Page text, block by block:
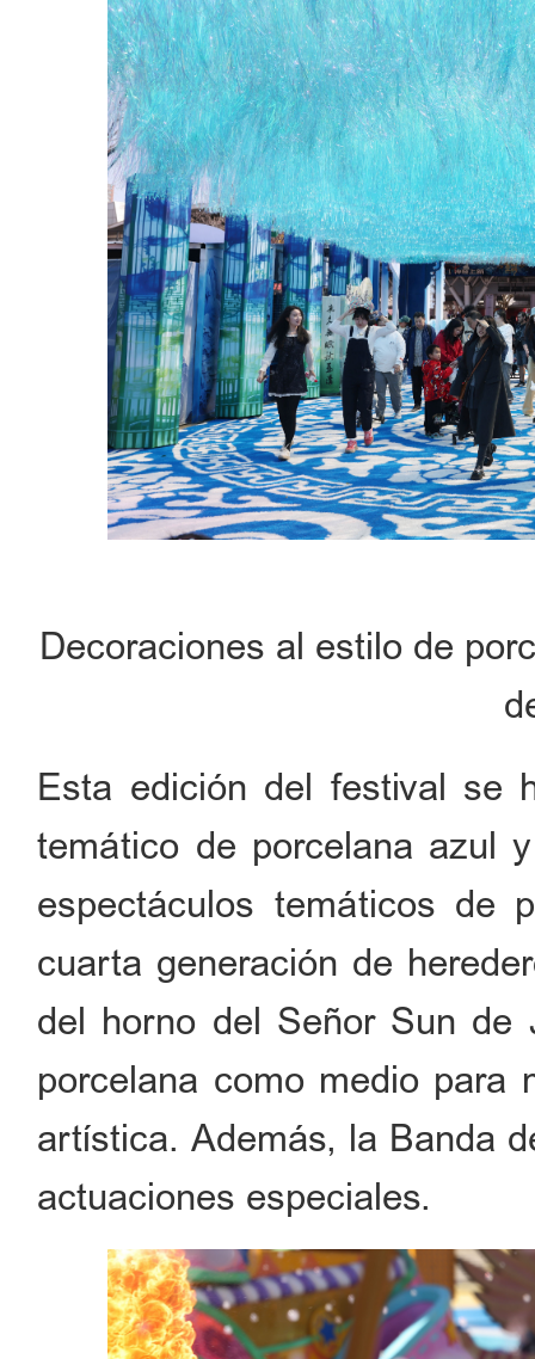
Decoraciones al estilo de
Esta edición del festival se
temático de porcelana azul
espectáculos temáticos de
cuarta generación de
del horno del Señor Sun de
porcelana como medio para
artística. Además, la Banda
actuaciones especiales.